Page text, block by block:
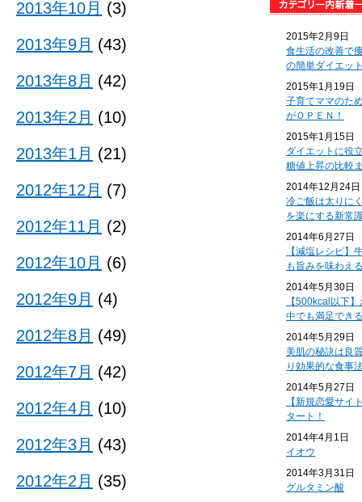
2015年2月9日
食生活の改善で
の簡単ダイエッ
2015年1月19日
子育てママのた
がＯＰＥＮ！
2015年1月15日
ダイエットに役
糖値上昇の比較
2014年12月24日
冷ご飯は太りに
を楽にする新常
2014年6月27日
【減塩レシピ】
も旨みを味わえ
2014年5月30日
【500kcal以下
中でも満足でき
2014年5月29日
美肌の秘訣は良
り効果的な食事
2014年5月27日
【新規恋愛サイ
タート！
2014年4月1日
イオウ
2014年3月31日
グルタミン酸
2013年10月 (3)
2013年9月 (43)
2013年8月 (42)
2013年2月 (10)
2013年1月 (21)
2012年12月 (7)
2012年11月 (2)
2012年10月 (6)
2012年9月 (4)
2012年8月 (49)
2012年7月 (42)
2012年4月 (10)
2012年3月 (43)
2012年2月 (35)